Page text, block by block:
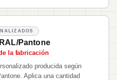
Pantone
la fabricación
producida según
Aplica una cantidad